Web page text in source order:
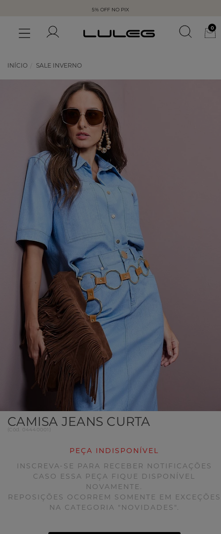
5% OFF NO PIX
0
INÍCIO SALE INVERNO
CAMISA JEANS CURTA
(Cód. 04440001
PEÇA INDISPONÍVEL
INSCREVA-SE PARA RECEBER NOTIFICAÇÕES
CASO ESSA PEÇA FIQUE DISPONÍVEL
NOVAMENTE.
REPOSIÇÕES OCORREM SOMENTE EM EXCEÇÕES
NA CATEGORIA "NOVIDADES".